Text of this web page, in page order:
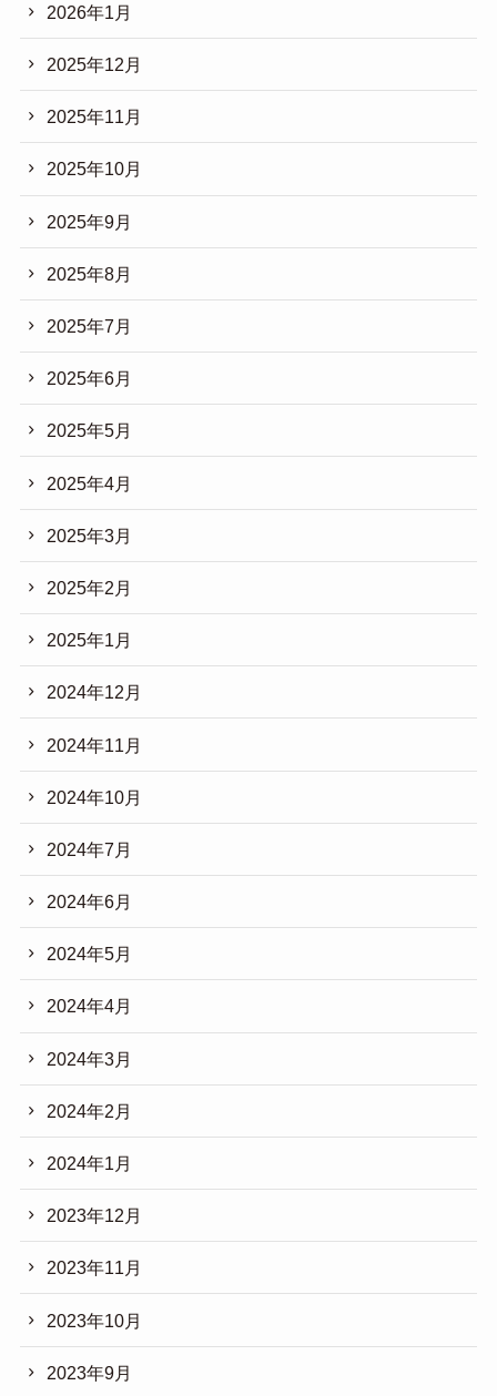
2026年1月
2025年12月
2025年11月
2025年10月
2025年9月
2025年8月
2025年7月
2025年6月
2025年5月
2025年4月
2025年3月
2025年2月
2025年1月
2024年12月
2024年11月
2024年10月
2024年7月
2024年6月
2024年5月
2024年4月
2024年3月
2024年2月
2024年1月
2023年12月
2023年11月
2023年10月
2023年9月